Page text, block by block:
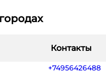
Контакты
+74956426488